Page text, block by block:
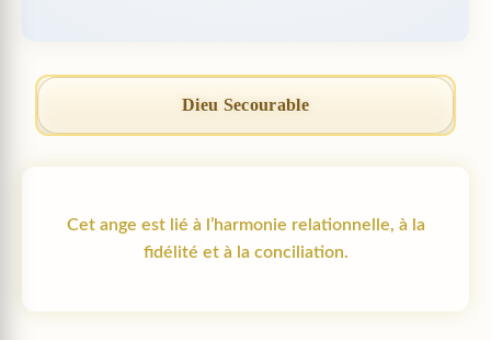
Dieu Secourable
Cet ange est lié à l’harmonie relationnelle, à la
fidélité et à la conciliation.